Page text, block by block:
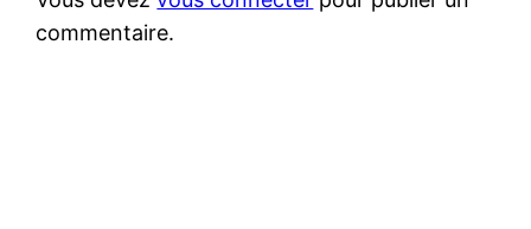
commentaire.